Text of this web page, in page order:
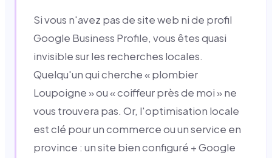
Si vous n'avez pas de site web ni de profil
Google Business Profile, vous êtes quasi
invisible sur les recherches locales.
Quelqu'un qui cherche « plombier
Loupoigne » ou « coiffeur près de moi » ne
vous trouvera pas. Or, l'optimisation locale
est clé pour un commerce ou un service en
province : un site bien configuré + Google